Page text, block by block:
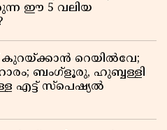
ഈ 5 വലിയ
റെയിൽവേ;
ബംഗ്ളൂരു, ഹുബ്ബള്ളി
എട്ട് സ്പെഷ്യൽ